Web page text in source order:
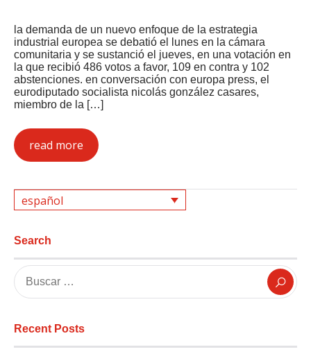
la demanda de un nuevo enfoque de la estrategia
industrial europea se debatió el lunes en la cámara
comunitaria y se sustanció el jueves, en una votación en
la que recibió 486 votos a favor, 109 en contra y 102
abstenciones. en conversación con europa press, el
eurodiputado socialista nicolás gonzález casares,
miembro de la […]
read more
español
Search
Recent Posts